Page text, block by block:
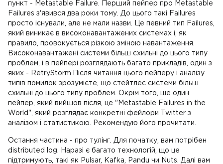
пункт - Metastable Failure. Перший пейпер про Metastable
Failures з'явився два роки тому. До цього такі Failures
просто існували, але не мали назви. Це певний тип Failures,
який виникає в високонавантажених системах і, як
правило, провокується різкою зміною навантаження.
Високонавантажені системи більш схильні до цього типу
проблем, і в пейпері розглядають багато прикладів, один з
яких - RetryStorm.Після читання цього пейперу і аналізу
типів помилок зрозумієте, що стейтлес системи більш
схильні до цього типу проблем. Окрім того, ще один
пейпер, який вийшов після, це "Metastable Failures in the
World", який розглядає конкретні фейлори Twitter з
аналізом і статистикою. Рекомендую його прочитати.
Остання частина - про тулінг. Для початку, вам потрібен
distributed log. Наразі є багато технологій, що це
підтримують, такі як Pulsar, Kafka, Pandu чи Nuts. Далі вам